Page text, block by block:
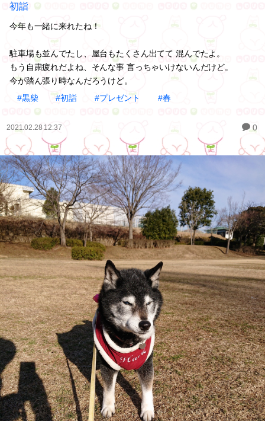
初詣
今年も一緒に来れたね！
駐車場も並んでたし、屋台もたくさん出てて 混んでたよ。
もう自粛疲れだよね、そんな事 言っちゃいけないんだけど。
今が踏ん張り時なんだろうけど。
#黒柴
#初詣 #プレゼント #春
2021.02.28 12:37 0